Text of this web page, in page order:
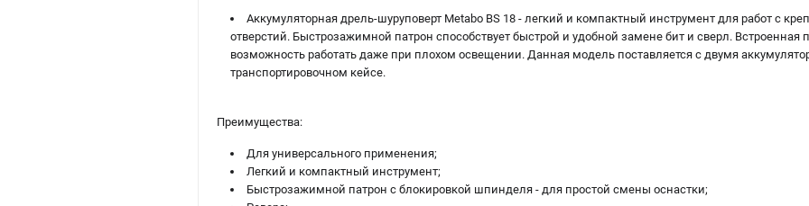
Аккумуляторная дрель-шуруповерт Metabo BS 18 - легкий и компактный инструмент для работ с
отверстий. Быстрозажимной патрон способствует быстрой и удобной замене бит и сверл. Встроенная
возможность работать даже при плохом освещении. Данная модель поставляется с двумя
транспортировочном кейсе.
Преимущества:
Для универсального применения;
Легкий и компактный инструмент;
Быстрозажимной патрон с блокировкой шпинделя - для простой смены оснастки;